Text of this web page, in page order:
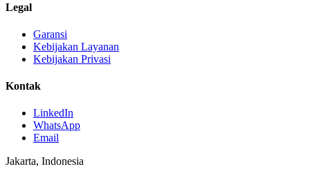
Legal
Garansi
Kebijakan Layanan
Kebijakan Privasi
Kontak
LinkedIn
WhatsApp
Email
Jakarta, Indonesia